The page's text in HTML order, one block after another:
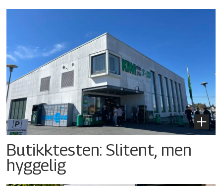
Butikktesten: Slitent, men
hyggelig